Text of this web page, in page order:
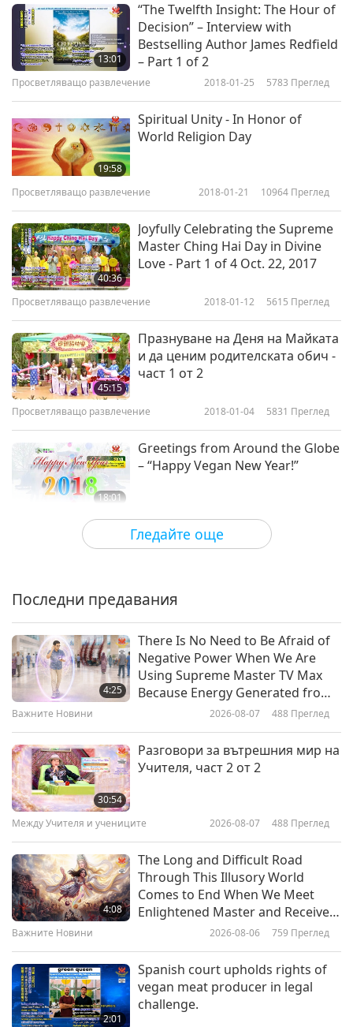
Гледайте още
13:01
“The Twelfth Insight: The Hour of
Decision” – Interview with
Bestselling Author James Redfield
– Part 1 of 2
Просветляващо развлечение 2018-01-25 5783 Преглед
19:58
Spiritual Unity - In Honor of
World Religion Day
Просветляващо развлечение 2018-01-21 10964 Преглед
40:36
Joyfully Celebrating the Supreme
Master Ching Hai Day in Divine
Love - Part 1 of 4 Oct. 22, 2017
Просветляващо развлечение 2018-01-12 5615 Преглед
45:15
Празнуване на Деня на Майката
и да ценим родителската обич -
част 1 от 2
Просветляващо развлечение 2018-01-04 5831 Преглед
18:01
Greetings from Around the Globe
– “Happy Vegan New Year!”
Просветляващо развлечение 2018-01-01 5133
20:22
Members - Children’s Edition part
1 of 2
A Spiritual Christmas with
Reverend Dr. Terill N. Murff and
his Chicago Church Choir
24:07
Любов в Хсиху - Честване на
Tone of Life: Healing Art of the
Gong
Aulacese (Vietnamese) Modern
Folk Opera: The Magic Axe – Part
Последни предавания
4:25
There Is No Need to Be Afraid of
Negative Power When We Are
Using Supreme Master TV Max
Because Energy Generated from
It Is Far More Powerful than Any
Важните Новини 2026-08-07 488 Преглед
30:54
Разговори за вътрешния мир на
Учителя, част 2 от 2
Между Учителя и учениците 2026-08-07 488 Преглед
4:08
The Long and Difficult Road
Through This Illusory World
Comes to End When We Meet
Enlightened Master and Receive
Важните Новини 2026-08-06 759 Преглед
2:01
Spanish court upholds rights of
vegan meat producer in legal
challenge.